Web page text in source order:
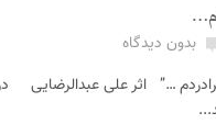
بدون دیدگاه
…” اثر علی